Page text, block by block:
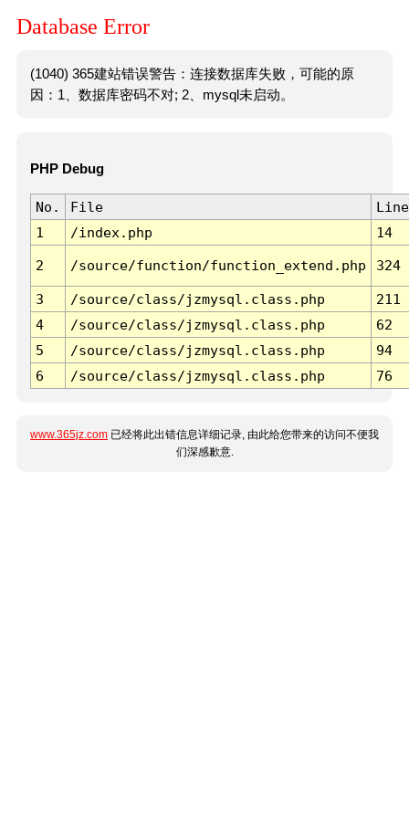
Database Error
(1040) 365建站错误警告：连接数据库失败，可能的原
因：1、数据库密码不对; 2、mysql未启动。
PHP Debug
No. File
Line
1
/index.php 14
2 /source/function/function_extend.php 324
3 /source/class/jzmysql.class.php
211
4
/source/class/jzmysql.class.php
62
5
/source/class/jzmysql.class.php
94
6
/source/class/jzmysql.class.php 76
www.365jz.com 已经将此出错信息详细记录, 由此给您带来的访问不便我
们深感歉意.